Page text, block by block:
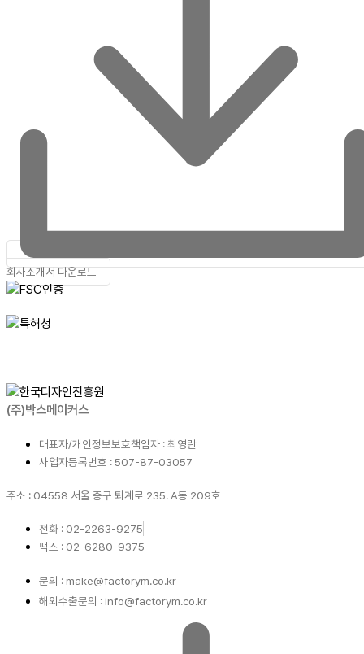
회사소개서 다운로드
(주)박스메이커스
대표자/개인정보보호책임자 : 최영란
사업자등록번호 : 507-87-03057
주소 : 04558 서울 중구 퇴계로 235. A동 209호
전화 : 02-2263-9275
팩스 : 02-6280-9375
문의 : make@factorym.co.kr
해외수출문의 : info@factorym.co.kr